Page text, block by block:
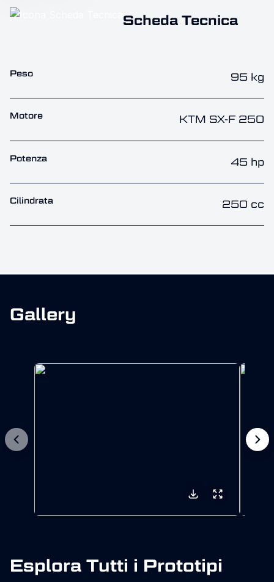
Scheda Tecnica
Peso 95 kg
Motore KTM SX-F 250
Potenza 45 hp
Cilindrata 250 cc
Gallery
Esplora Tutti i Prototipi